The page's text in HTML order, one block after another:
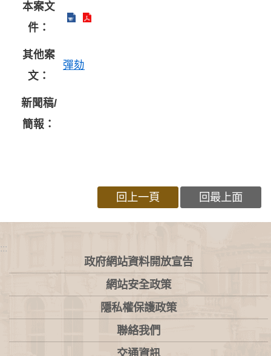
本案文
件：
其他案
文：
彈劾
新聞稿/
簡報：
回上一頁 回最上面
:::
政府網站資料開放宣告
網站安全政策
隱私權保護政策
聯絡我們
交通資訊